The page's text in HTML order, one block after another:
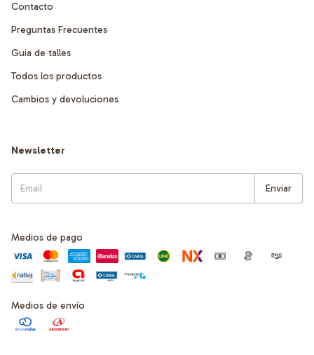
Contacto
Preguntas Frecuentes
Guia de talles
Todos los productos
Cambios y devoluciones
Newsletter
Medios de pago
Medios de envío